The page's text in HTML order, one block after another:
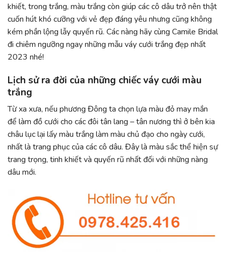
khiết, trong trắng, màu trắng còn giúp các cô dâu trở nên thật
cuốn hút khó cưỡng với vẻ đẹp đáng yêu nhưng cũng không
kém phần lộng lẫy quyến rũ. Các nàng hãy cùng Camile Bridal
đi chiêm ngưỡng ngay những mẫu váy cưới trắng đẹp nhất
2023 nhé!
Lịch sử ra đời của những chiếc váy cưới màu
trắng
Từ xa xưa, nếu phương Đông ta chọn lựa màu đỏ may mắn
để làm đồ cưới cho các đôi tân lang – tân nương thì ở bên kia
châu lục lại lấy màu trắng làm màu chủ đạo cho ngày cưới,
nhất là trang phục của các cô dâu. Đây là màu sắc thể hiện sự
trang trọng, tinh khiết và quyến rũ nhất đối với những nàng
dâu mới.